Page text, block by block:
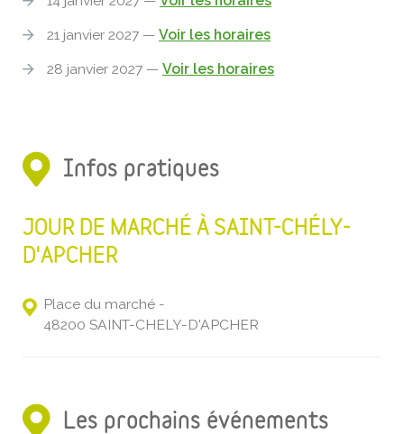
21 janvier 2027 — Voir les horaires
28 janvier 2027 — Voir les horaires
Infos pratiques
JOUR DE MARCHÉ À SAINT-CHÉLY-
D'APCHER
Place du marché -
48200 SAINT-CHELY-D'APCHER
Les prochains événements